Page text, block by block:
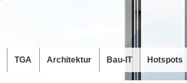
TGA Architektur Bau-IT Hotspots